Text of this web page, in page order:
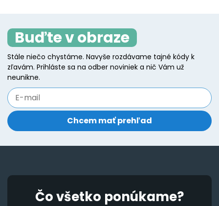
options
may
be
on
product
page
Buďte v obraze
Stále niečo chystáme. Navyše rozdávame tajné kódy k
zľavám. Prihláste sa na odber noviniek a nič Vám už
neunikne.
Čo všetko ponúkame?